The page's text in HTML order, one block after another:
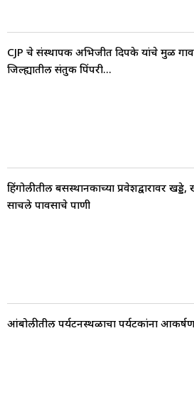
CJP चे संस्थापक अभिजीत दिपके यांचे मुळ गाव
जिल्ह्यातील संतुक पिंपरी...
हिंगोलीतील बसस्थानकाच्या प्रवेशद्वारावर खड्डे,
साचले पावसाचे पाणी
आंबोलीतील पर्यटनस्थळाचा पर्यटकांना आकर्षण